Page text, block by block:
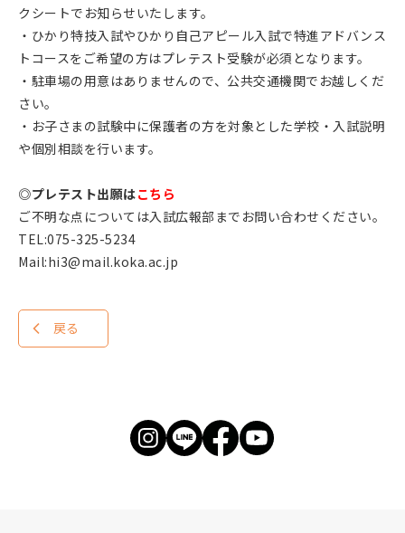
クシートでお知らせいたします。
・ひかり特技入試やひかり自己アピール入試で特進アドバンス
トコースをご希望の方はプレテスト受験が必須となります。
・駐車場の用意はありませんので、公共交通機関でお越しくだ
さい。
・お子さまの試験中に保護者の方を対象とした学校・入試説明
や個別相談を行います。
◎プレテスト出願はこちら
ご不明な点については入試広報部までお問い合わせください。
TEL:075-325-5234
Mail:hi3@mail.koka.ac.jp
戻る